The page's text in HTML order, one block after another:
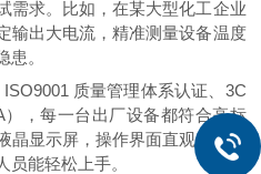
需求。比如，在某大型化工企业
输出大电流，精准测量设备温度
。
质量管理体系认证、3C
，每一台出厂设备都符合高标
晶显示屏，操作界面直观，极大
能轻松上手。